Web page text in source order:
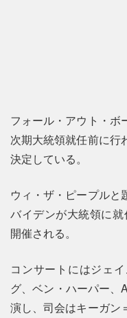
フォール・アウト・ボ
次期大統領就任前に行
決定している。
ウィ・ザ・ピープルと
バイデンが大統領に
開催される。
コンサートにはジェ
グ、ベン・ハーパー、
演し、司会はキーガン